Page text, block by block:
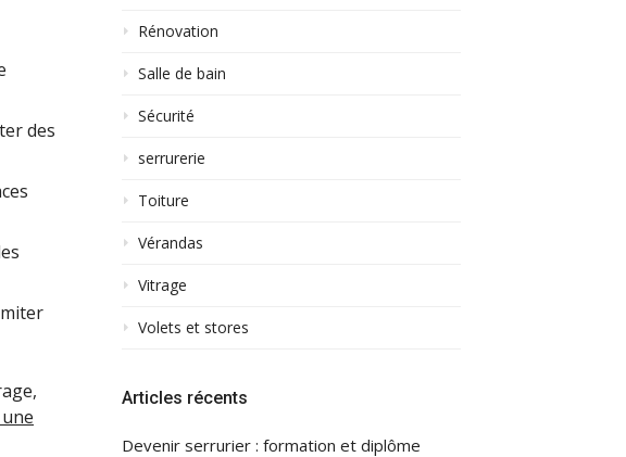
des
Rénovation
Salle de bain
Sécurité
serrurerie
Toiture
Vérandas
Vitrage
Volets et stores
Articles récents
Devenir serrurier : formation et diplôme